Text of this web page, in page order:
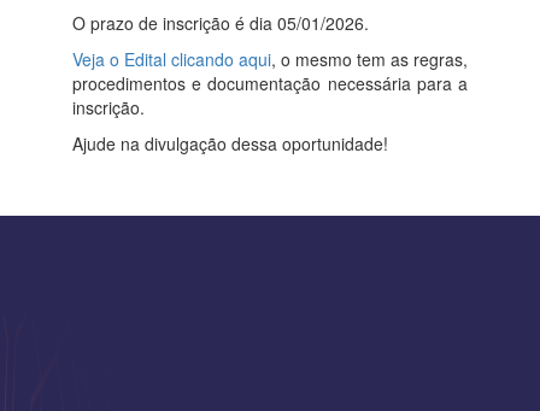
O prazo de inscrição é dia 05/01/2026.
Veja o Edital clicando aqui, o mesmo tem as regras,
procedimentos e documentação necessária para a
inscrição.
Ajude na divulgação dessa oportunidade!